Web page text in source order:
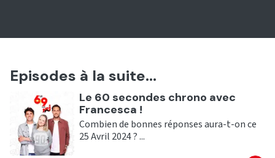
Episodes à la suite...
Ecouter
Le 60 secondes chrono avec
Francesca !
Combien de bonnes réponses aura-t-on ce
25 Avril 2024 ? ...